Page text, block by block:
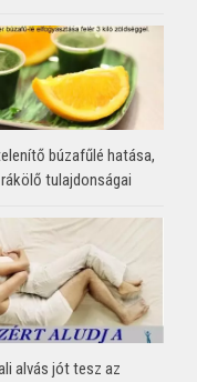
búzafűlé hatása,
tulajdonságai
alvás jót tesz az